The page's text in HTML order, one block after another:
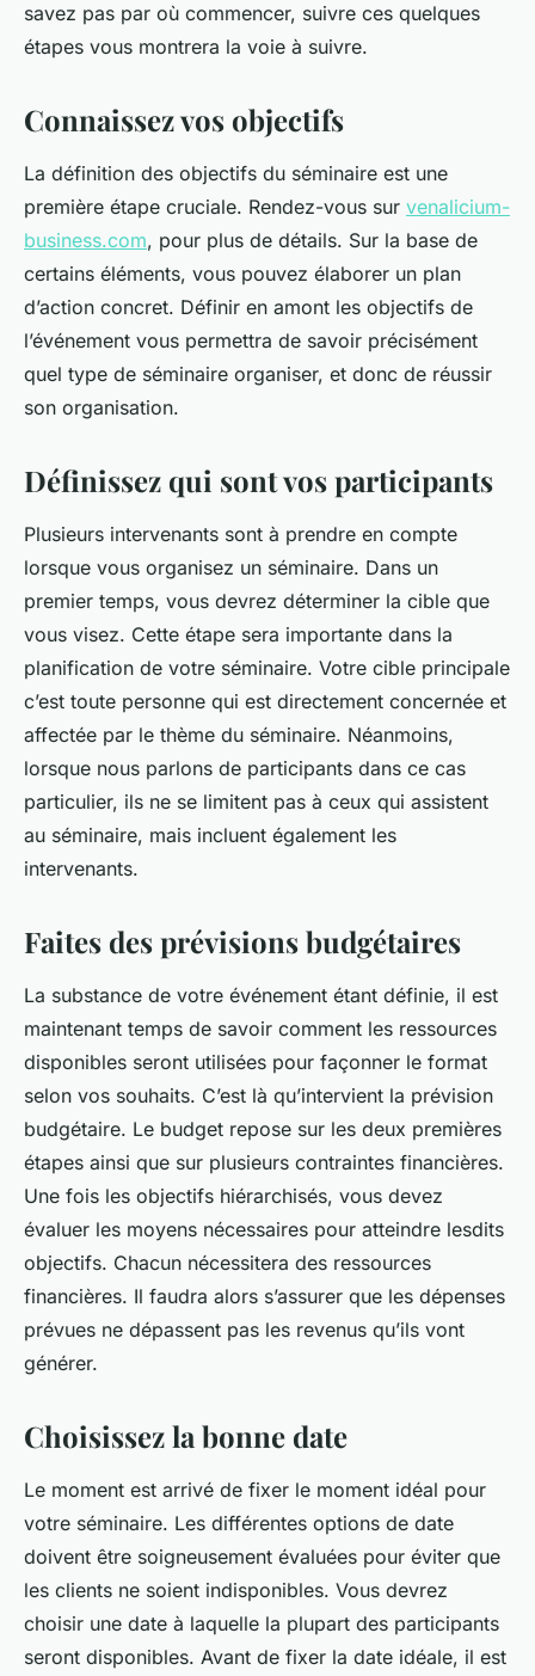
savez pas par où commencer, suivre ces quelques
étapes vous montrera la voie à suivre.
Connaissez vos objectifs
La définition des objectifs du séminaire est une
première étape cruciale. Rendez-vous sur venalicium-
business.com, pour plus de détails. Sur la base de
certains éléments, vous pouvez élaborer un plan
d’action concret. Définir en amont les objectifs de
l’événement vous permettra de savoir précisément
quel type de séminaire organiser, et donc de réussir
son organisation.
Définissez qui sont vos participants
Plusieurs intervenants sont à prendre en compte
lorsque vous organisez un séminaire. Dans un
premier temps, vous devrez déterminer la cible que
vous visez. Cette étape sera importante dans la
planification de votre séminaire. Votre cible principale
c’est toute personne qui est directement concernée et
affectée par le thème du séminaire. Néanmoins,
lorsque nous parlons de participants dans ce cas
particulier, ils ne se limitent pas à ceux qui assistent
au séminaire, mais incluent également les
intervenants.
Faites des prévisions budgétaires
La substance de votre événement étant définie, il est
maintenant temps de savoir comment les ressources
disponibles seront utilisées pour façonner le format
selon vos souhaits. C’est là qu’intervient la prévision
budgétaire. Le budget repose sur les deux premières
étapes ainsi que sur plusieurs contraintes financières.
Une fois les objectifs hiérarchisés, vous devez
évaluer les moyens nécessaires pour atteindre lesdits
objectifs. Chacun nécessitera des ressources
financières. Il faudra alors s’assurer que les dépenses
prévues ne dépassent pas les revenus qu’ils vont
générer.
Choisissez la bonne date
Le moment est arrivé de fixer le moment idéal pour
votre séminaire. Les différentes options de date
doivent être soigneusement évaluées pour éviter que
les clients ne soient indisponibles. Vous devrez
choisir une date à laquelle la plupart des participants
seront disponibles. Avant de fixer la date idéale, il est